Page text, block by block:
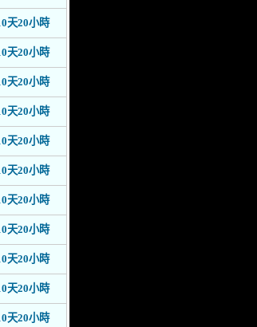
天20小時
天20小時
天20小時
天20小時
天20小時
天20小時
天20小時
天20小時
天20小時
天20小時
天20小時